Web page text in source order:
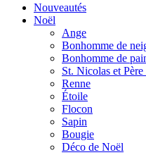
Nouveautés
Noël
Ange
Bonhomme de
Bonhomme de
St. Nicolas et
Renne
Étoile
Flocon
Sapin
Bougie
Déco de Noël